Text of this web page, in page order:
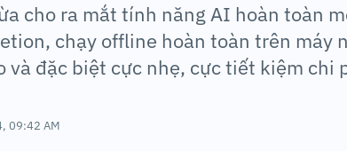
cho ra mắt tính năng AI hoàn toàn
chạy offline hoàn toàn trên máy
và đặc biệt cực nhẹ, cực tiết kiệm chi
09:42 AM